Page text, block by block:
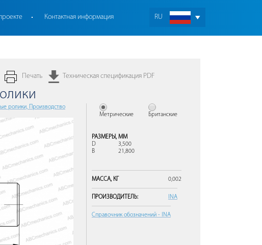
RU
Контактная информация
Печать Техническая спецификация PDF
ролики, Производство
Метрические Британские
РАЗМЕРЫ, ММ
D
3,500
B
21,800
МАССА, КГ 0,002
ПРОИЗВОДИТЕЛЬ: INA
Справочник обозначений - INA